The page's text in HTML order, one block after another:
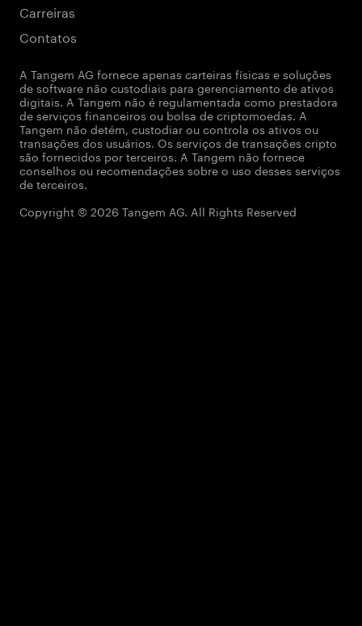
Carreiras
Contatos
A Tangem AG fornece apenas carteiras físicas e soluções
de software não custodiais para gerenciamento de ativos
digitais. A Tangem não é regulamentada como prestadora
de serviços financeiros ou bolsa de criptomoedas. A
Tangem não detém, custodiar ou controla os ativos ou
transações dos usuários. Os serviços de transações cripto
são fornecidos por terceiros. A Tangem não fornece
conselhos ou recomendações sobre o uso desses serviços
de terceiros.